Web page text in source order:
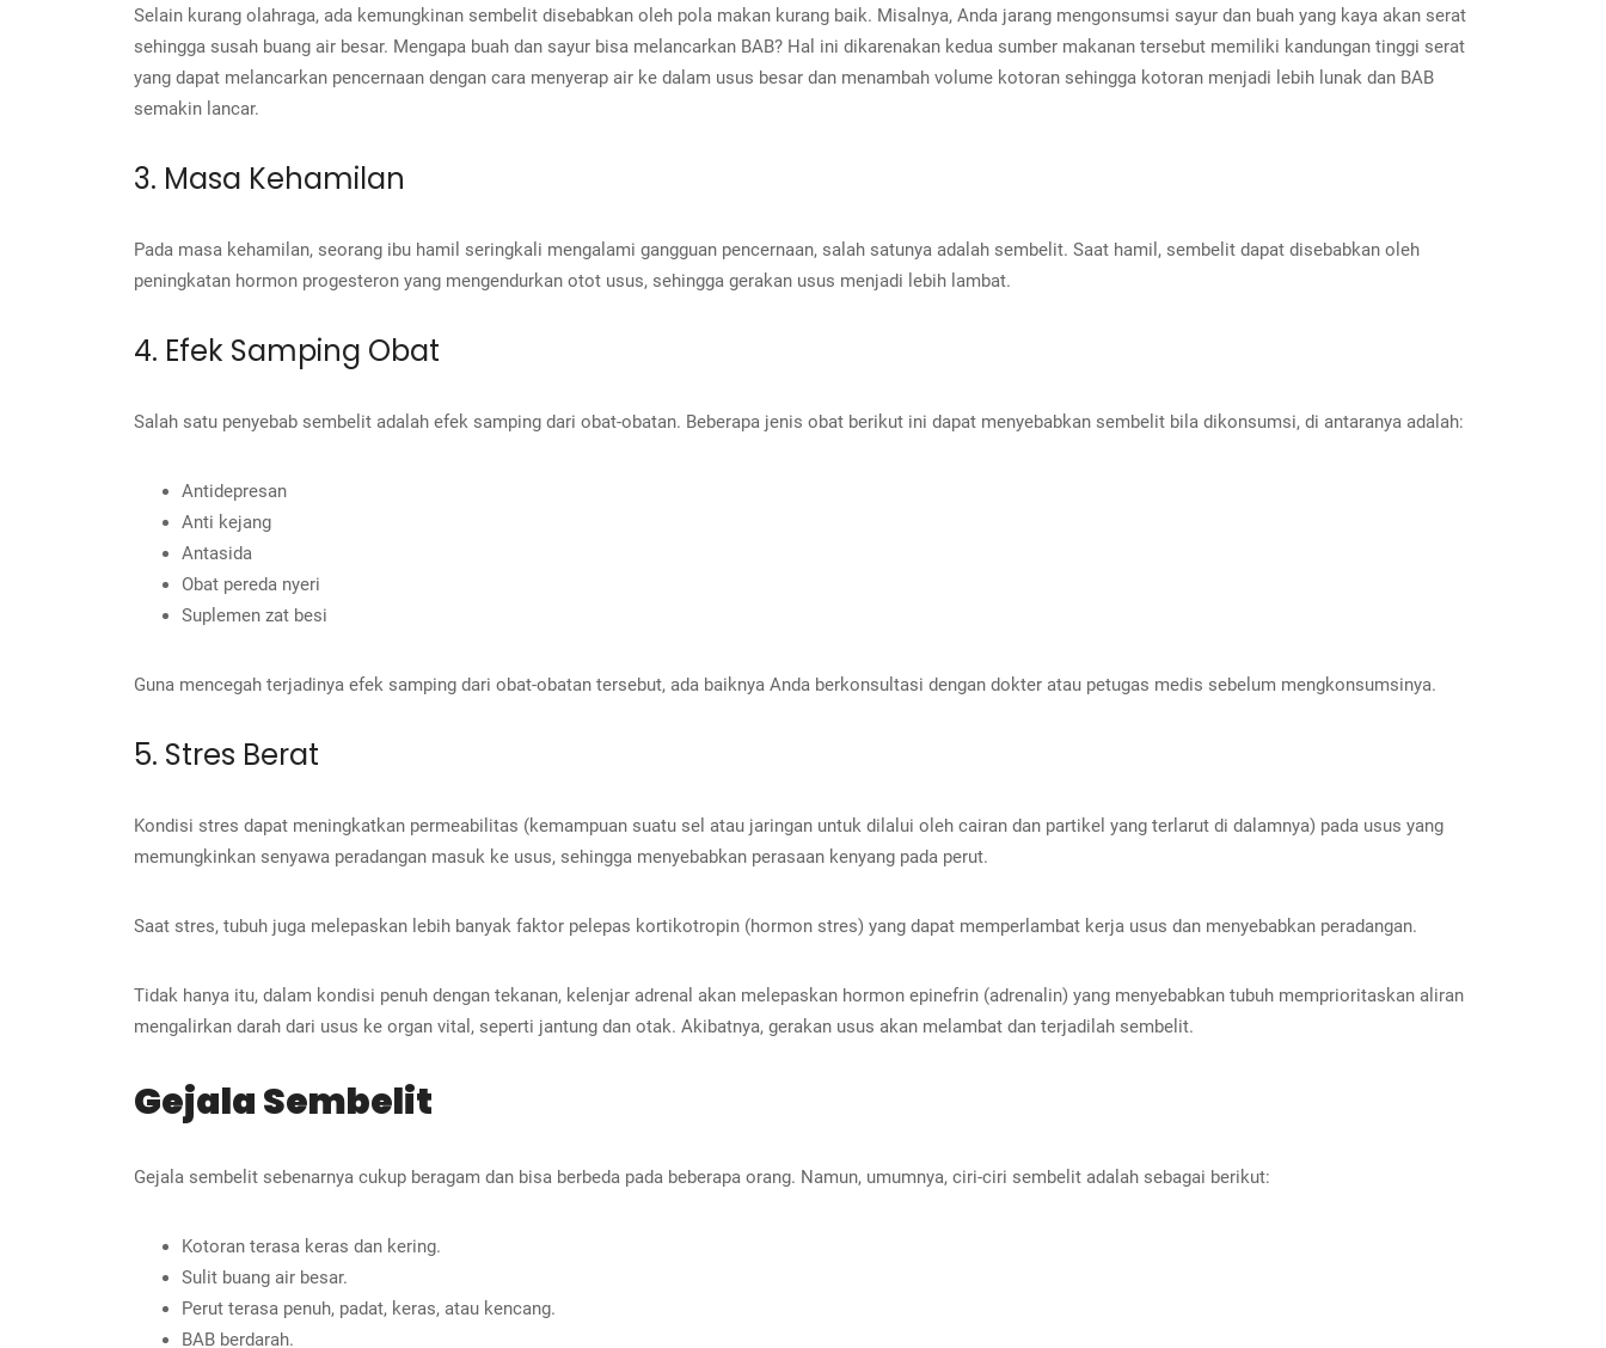
Selain kurang olahraga, ada kemungkinan sembelit disebabkan oleh pola makan kurang baik. Misalnya, Anda jarang mengonsumsi sayur dan buah yang kaya akan serat
sehingga susah buang air besar. Mengapa buah dan sayur bisa melancarkan BAB? Hal ini dikarenakan kedua sumber makanan tersebut memiliki kandungan tinggi serat
yang dapat melancarkan pencernaan dengan cara menyerap air ke dalam usus besar dan menambah volume kotoran sehingga kotoran menjadi lebih lunak dan BAB
semakin lancar.
3. Masa Kehamilan
Pada masa kehamilan, seorang ibu hamil seringkali mengalami gangguan pencernaan, salah satunya adalah sembelit. Saat hamil, sembelit dapat disebabkan oleh
peningkatan hormon progesteron yang mengendurkan otot usus, sehingga gerakan usus menjadi lebih lambat.
4. Efek Samping Obat
Salah satu penyebab sembelit adalah efek samping dari obat-obatan. Beberapa jenis obat berikut ini dapat menyebabkan sembelit bila dikonsumsi, di antaranya adalah:
Antidepresan
Anti kejang
Antasida
Obat pereda nyeri
Suplemen zat besi
Guna mencegah terjadinya efek samping dari obat-obatan tersebut, ada baiknya Anda berkonsultasi dengan dokter atau petugas medis sebelum mengkonsumsinya.
5. Stres Berat
Kondisi stres dapat meningkatkan permeabilitas (kemampuan suatu sel atau jaringan untuk dilalui oleh cairan dan partikel yang terlarut di dalamnya) pada usus yang
memungkinkan senyawa peradangan masuk ke usus, sehingga menyebabkan perasaan kenyang pada perut.
Saat stres, tubuh juga melepaskan lebih banyak faktor pelepas kortikotropin (hormon stres) yang dapat memperlambat kerja usus dan menyebabkan peradangan.
Tidak hanya itu, dalam kondisi penuh dengan tekanan, kelenjar adrenal akan melepaskan hormon epinefrin (adrenalin) yang menyebabkan tubuh memprioritaskan aliran
mengalirkan darah dari usus ke organ vital, seperti jantung dan otak. Akibatnya, gerakan usus akan melambat dan terjadilah sembelit.
Gejala Sembelit
Gejala sembelit sebenarnya cukup beragam dan bisa berbeda pada beberapa orang. Namun, umumnya, ciri-ciri sembelit adalah sebagai berikut:
Kotoran terasa keras dan kering.
Sulit buang air besar.
Perut terasa penuh, padat, keras, atau kencang.
BAB berdarah.